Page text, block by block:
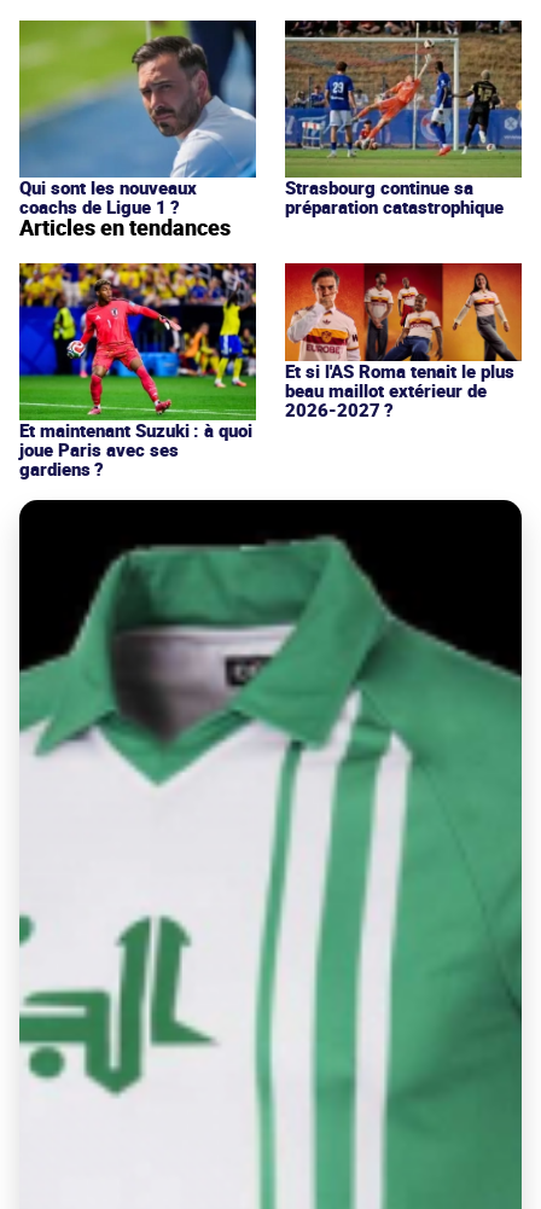
Qui sont les nouveaux
coachs de Ligue 1 ?
Strasbourg continue sa
préparation catastrophique
Articles en tendances
Et maintenant Suzuki : à quoi
joue Paris avec ses
gardiens ?
Et si l'AS Roma tenait le plus
beau maillot extérieur de
2026-2027 ?